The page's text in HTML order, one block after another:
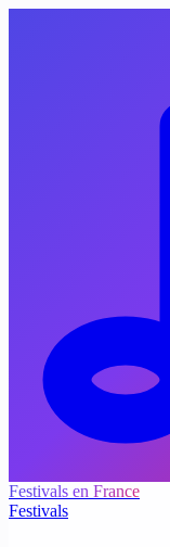
Festivals en France
Festivals